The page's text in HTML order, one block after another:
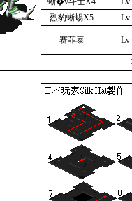
烈豹蜥蜴X5
Lv
赛菲泰 Lv